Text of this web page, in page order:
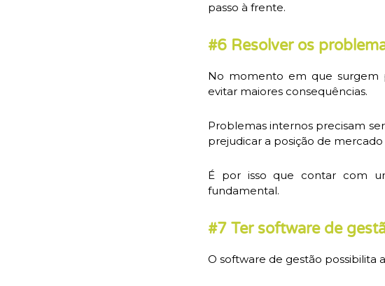
passo à frente.
#6 Resolver os
No momento em que surgem
evitar maiores consequências.
Problemas internos precisam
prejudicar a posição de
É por isso que contar com
fundamental.
#7 Ter software de
O software de gestão possibilita